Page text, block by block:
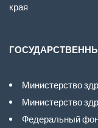
края
Министерство
Министерство
Федеральный